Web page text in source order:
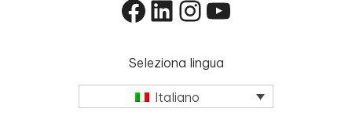
Facebook
LinkedIn
Instagram
YouTube
Seleziona lingua
Italiano